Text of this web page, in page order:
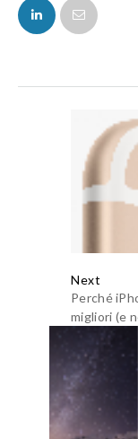
FACEBOOK
Next
Perché
migliori (e